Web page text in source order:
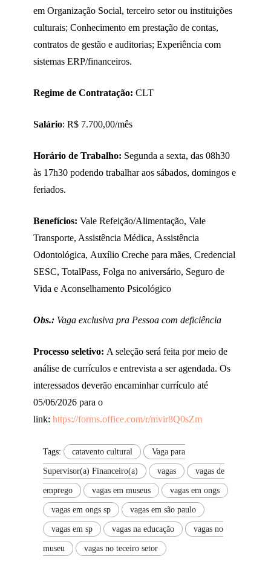
em Organização Social, terceiro setor ou instituições
culturais; Conhecimento em prestação de contas,
contratos de gestão e auditorias; Experiência com
sistemas ERP/financeiros.
Regime de Contratação: CLT
Salário: R$ 7.700,00/mês
Horário de Trabalho: Segunda a sexta, das 08h30
às 17h30 podendo trabalhar aos sábados, domingos e
feriados.
Benefícios: Vale Refeição/Alimentação, Vale
Transporte, Assistência Médica, Assistência
Odontológica, Auxílio Creche para mães, Credencial
SESC, TotalPass, Folga no aniversário, Seguro de
Vida e Aconselhamento Psicológico
Obs.: Vaga exclusiva pra Pessoa com deficiência
Processo seletivo: A seleção será feita por meio de
análise de currículos e entrevista a ser agendada. Os
interessados deverão encaminhar currículo até
05/06/2026 para o
link: https://forms.office.com/r/mvir8Q0sZm
Tags: catavento cultural Vaga para
Supervisor(a) Financeiro(a) vagas vagas de
emprego vagas em museus vagas em ongs
vagas em ongs sp vagas em são paulo
vagas em sp vagas na educação vagas no
museu vagas no teceiro setor